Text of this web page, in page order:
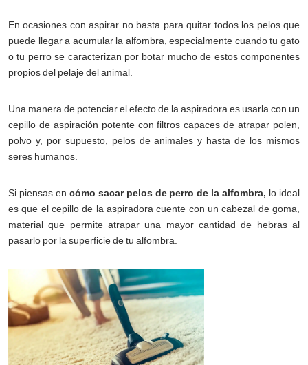
En ocasiones con aspirar no basta para quitar todos los pelos que
puede llegar a acumular la alfombra, especialmente cuando tu gato
o tu perro se caracterizan por botar mucho de estos componentes
propios del pelaje del animal.
Una manera de potenciar el efecto de la aspiradora es usarla con un
cepillo de aspiración potente con filtros capaces de atrapar polen,
polvo y, por supuesto, pelos de animales y hasta de los mismos
seres humanos.
Si piensas en cómo sacar pelos de perro de la alfombra, lo ideal
es que el cepillo de la aspiradora cuente con un cabezal de goma,
material que permite atrapar una mayor cantidad de hebras al
pasarlo por la superficie de tu alfombra.